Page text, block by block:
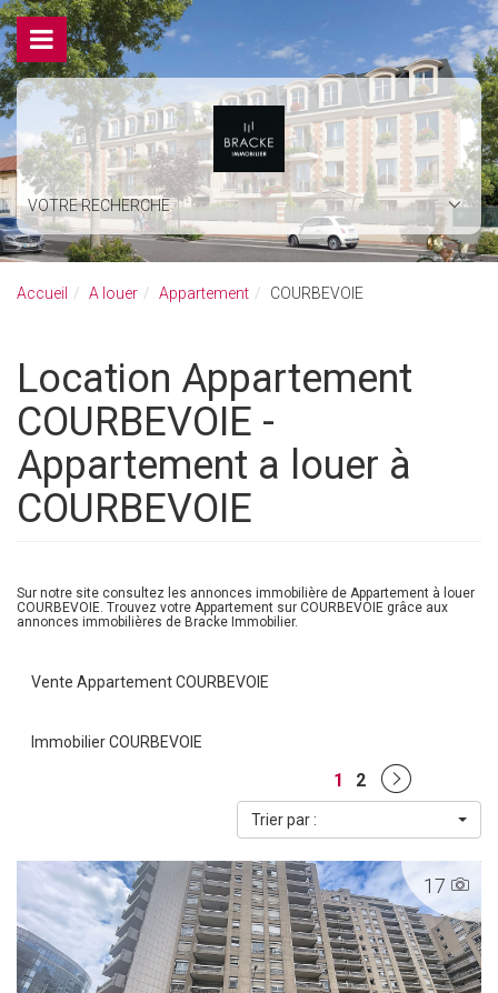
VOTRE RECHERCHE
Accueil A louer Appartement COURBEVOIE
Location Appartement
COURBEVOIE -
Appartement a louer à
COURBEVOIE
Sur notre site consultez les annonces immobilière de Appartement à louer
COURBEVOIE. Trouvez votre Appartement sur COURBEVOIE grâce aux
annonces immobilières de Bracke Immobilier.
Vente Appartement COURBEVOIE
Immobilier COURBEVOIE
1 2
Trier par :
17